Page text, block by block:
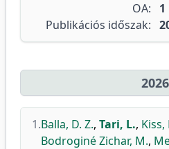
OA:
1
Publikációs időszak:
2026
1.Balla, D. Z., Tari, L., Kiss,
Bodroginé Zichar, M.,